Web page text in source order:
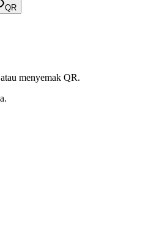
QR
menyemak QR.